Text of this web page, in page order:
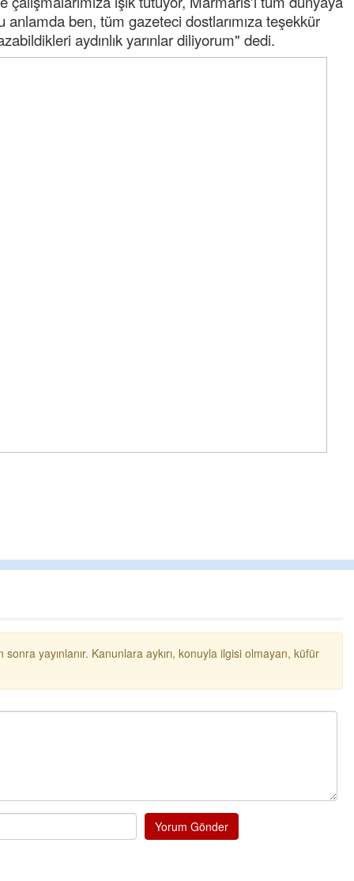
anlamda ben, tüm gazeteci dostlarımıza teşekkür
aydınlık yarınlar diliyorum" dedi.
yayınlanır. Kanunlara aykırı, konuyla ilgisi olmayan, küfür
Yorum Gönder